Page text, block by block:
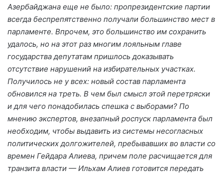
Азербайджана еще не было: пропрезидентские партии
всегда беспрепятственно получали большинство мест в
парламенте. Впрочем, это большинство им сохранить
удалось, но на этот раз многим лояльным главе
государства депутатам пришлось доказывать
отсутствие нарушений на избирательных участках.
Получилось не у всех: новый состав парламента
обновился на треть. В чем был смысл этой перетряски
и для чего понадобилась спешка с выборами? По
мнению экспертов, внезапный роспуск парламента был
необходим, чтобы выдавить из системы несогласных
политических долгожителей, пребывавших во власти со
времен Гейдара Алиева, причем поле расчищается для
транзита власти — Ильхам Алиев готовится передать